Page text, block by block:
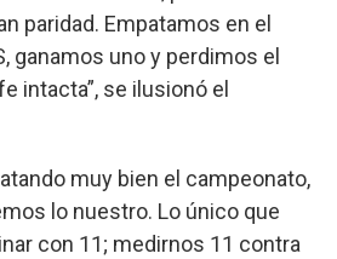
paridad. Empatamos en el
ganamos uno y perdimos el
intacta”, se ilusionó el
muy bien el campeonato,
lo nuestro. Lo único que
con 11; medirnos 11 contra